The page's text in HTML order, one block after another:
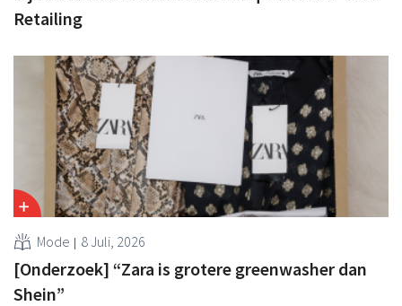
Retailing
Mode 8 Juli, 2026
[Onderzoek] “Zara is grotere greenwasher dan
Shein”